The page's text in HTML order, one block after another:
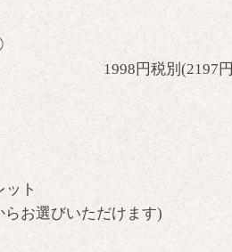
チ 1998円税別(2197円
ット
選びいただけます)